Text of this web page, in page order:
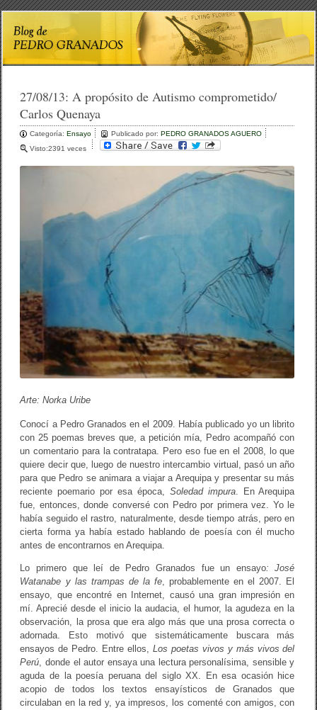
27/08/13:A propósito de Autismo comprometido/
Carlos Quenaya
Categoría:Ensayo Publicado por:PEDRO GRANADOS AGUERO
Visto:2391 veces
Arte: Norka Uribe
Conocí a Pedro Granados en el 2009. Había publicado yo un librito
con 25 poemas breves que, a petición mía, Pedro acompañó con
un comentario para la contratapa. Pero eso fue en el 2008, lo que
quiere decir que, luego de nuestro intercambio virtual, pasó un año
para que Pedro se animara a viajar a Arequipa y presentar su más
reciente poemario por esa época, Soledad impura. En Arequipa
fue, entonces, donde conversé con Pedro por primera vez. Yo le
había seguido el rastro, naturalmente, desde tiempo atrás, pero en
cierta forma ya había estado hablando de poesía con él mucho
antes de encontrarnos en Arequipa.
Lo primero que leí de Pedro Granados fue un ensayo: José
Watanabe y las trampas de la fe, probablemente en el 2007. El
ensayo, que encontré en Internet, causó una gran impresión en
mí. Aprecié desde el inicio la audacia, el humor, la agudeza en la
observación, la prosa que era algo más que una prosa correcta o
adornada. Esto motivó que sistemáticamente buscara más
ensayos de Pedro. Entre ellos, Los poetas vivos y más vivos del
Perú, donde el autor ensaya una lectura personalísima, sensible y
aguda de la poesía peruana del siglo XX. En esa ocasión hice
acopio de todos los textos ensayísticos de Granados que
circulaban en la red y, ya impresos, los comenté con amigos, con